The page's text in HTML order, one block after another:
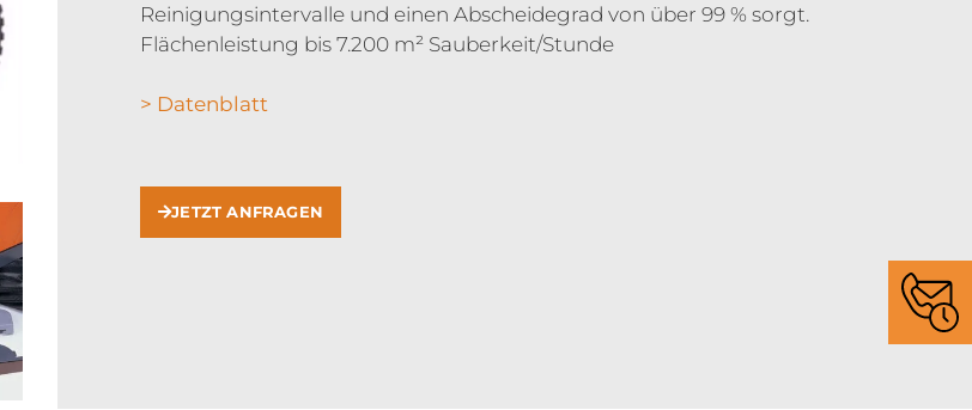
Reinigungsintervalle und einen Abscheidegrad von über 99 % sorgt.
Flächenleistung bis 7.200 m² Sauberkeit/Stunde
> Datenblatt
JETZT ANFRAGEN